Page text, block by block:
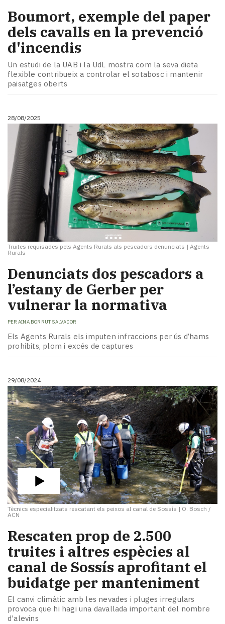
Boumort, exemple del paper
dels cavalls en la prevenció
d'incendis
Un estudi de la UAB i la UdL mostra com la seva dieta
flexible contribueix a controlar el sotabosc i mantenir
paisatges oberts
28/08/2025
Truites requisades pels Agents Rurals als pescadors denunciats | Agents
Rurals
Denunciats dos pescadors a
l’estany de Gerber per
vulnerar la normativa
PER AINA BORRUT SALVADOR
Els Agents Rurals els imputen infraccions per ús d’hams
prohibits, plom i excés de captures
29/08/2024
Tècnics especialitzats rescatant els peixos al canal de Sossís | O. Bosch /
ACN
Rescaten prop de 2.500
truites i altres espècies al
canal de Sossís aprofitant el
buidatge per manteniment
El canvi climàtic amb les nevades i pluges irregulars
provoca que hi hagi una davallada important del nombre
d'alevins